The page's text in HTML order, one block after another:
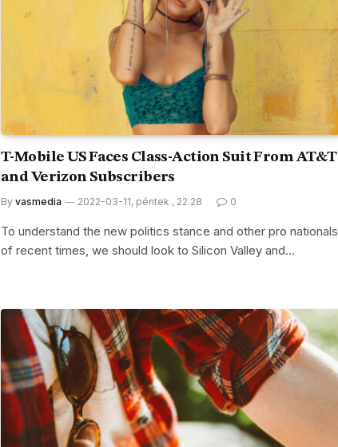
T-Mobile US Faces Class-Action Suit From AT&T
and Verizon Subscribers
By vasmedia 2022-03-11, péntek , 22:28 0
To understand the new politics stance and other pro nationals
of recent times, we should look to Silicon Valley and…